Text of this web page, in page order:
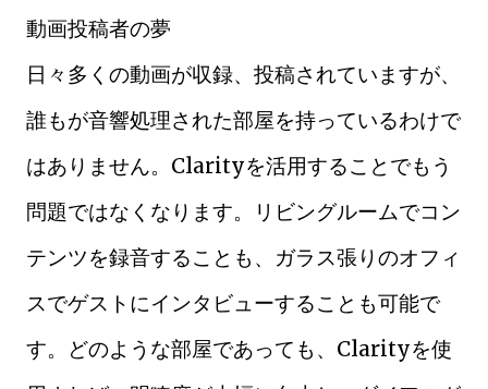
動画投稿者の夢
日々多くの動画が収録、投稿されていますが、
誰もが音響処理された部屋を持っているわけで
はありません。Clarityを活用することでもう
問題ではなくなります。リビングルームでコン
テンツを録音することも、ガラス張りのオフィ
スでゲストにインタビューすることも可能で
す。どのような部屋であっても、Clarityを使